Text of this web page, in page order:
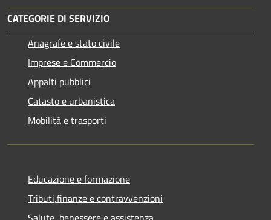
CATEGORIE DI SERVIZIO
Anagrafe e stato civile
Imprese e Commercio
Appalti pubblici
Catasto e urbanistica
Mobilità e trasporti
Educazione e formazione
Tributi,finanze e contravvenzioni